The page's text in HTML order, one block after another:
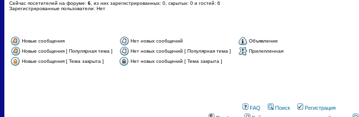
Сейчас посетителей на форуме: 6 , из них зарегистрированных: 0, скрытых: 0 и гостей: 6
Зарегистрированные пользователи: Нет
Новые сообщения Нет новых сообщений
Объявление
Новые сообщения [ Популярная тема ]
Нет новых сообщений [ Популярная тема ]
Прилепленная
Новые сообщения [ Тема закрыта ]
Нет новых сообщений [ Тема закрыта ]
FAQ Поиск
Регистрация